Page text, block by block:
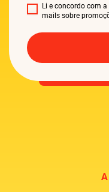
Li e concordo com a
mails sobre